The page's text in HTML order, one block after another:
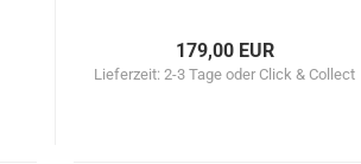
179,00 EUR
Lieferzeit: 2-3 Tage oder Click & Collect